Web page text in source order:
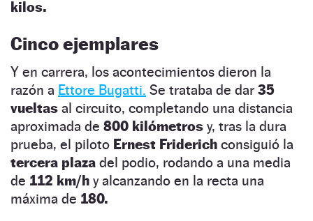
kilos.
Cinco ejemplares
Y en carrera, los acontecimientos dieron la
razón a Ettore Bugatti. Se trataba de dar 35
vueltas al circuito, completando una distancia
aproximada de 800 kilómetros y, tras la dura
prueba, el piloto Ernest Friderich consiguió la
tercera plaza del podio, rodando a una media
de 112 km/h y alcanzando en la recta una
máxima de 180.